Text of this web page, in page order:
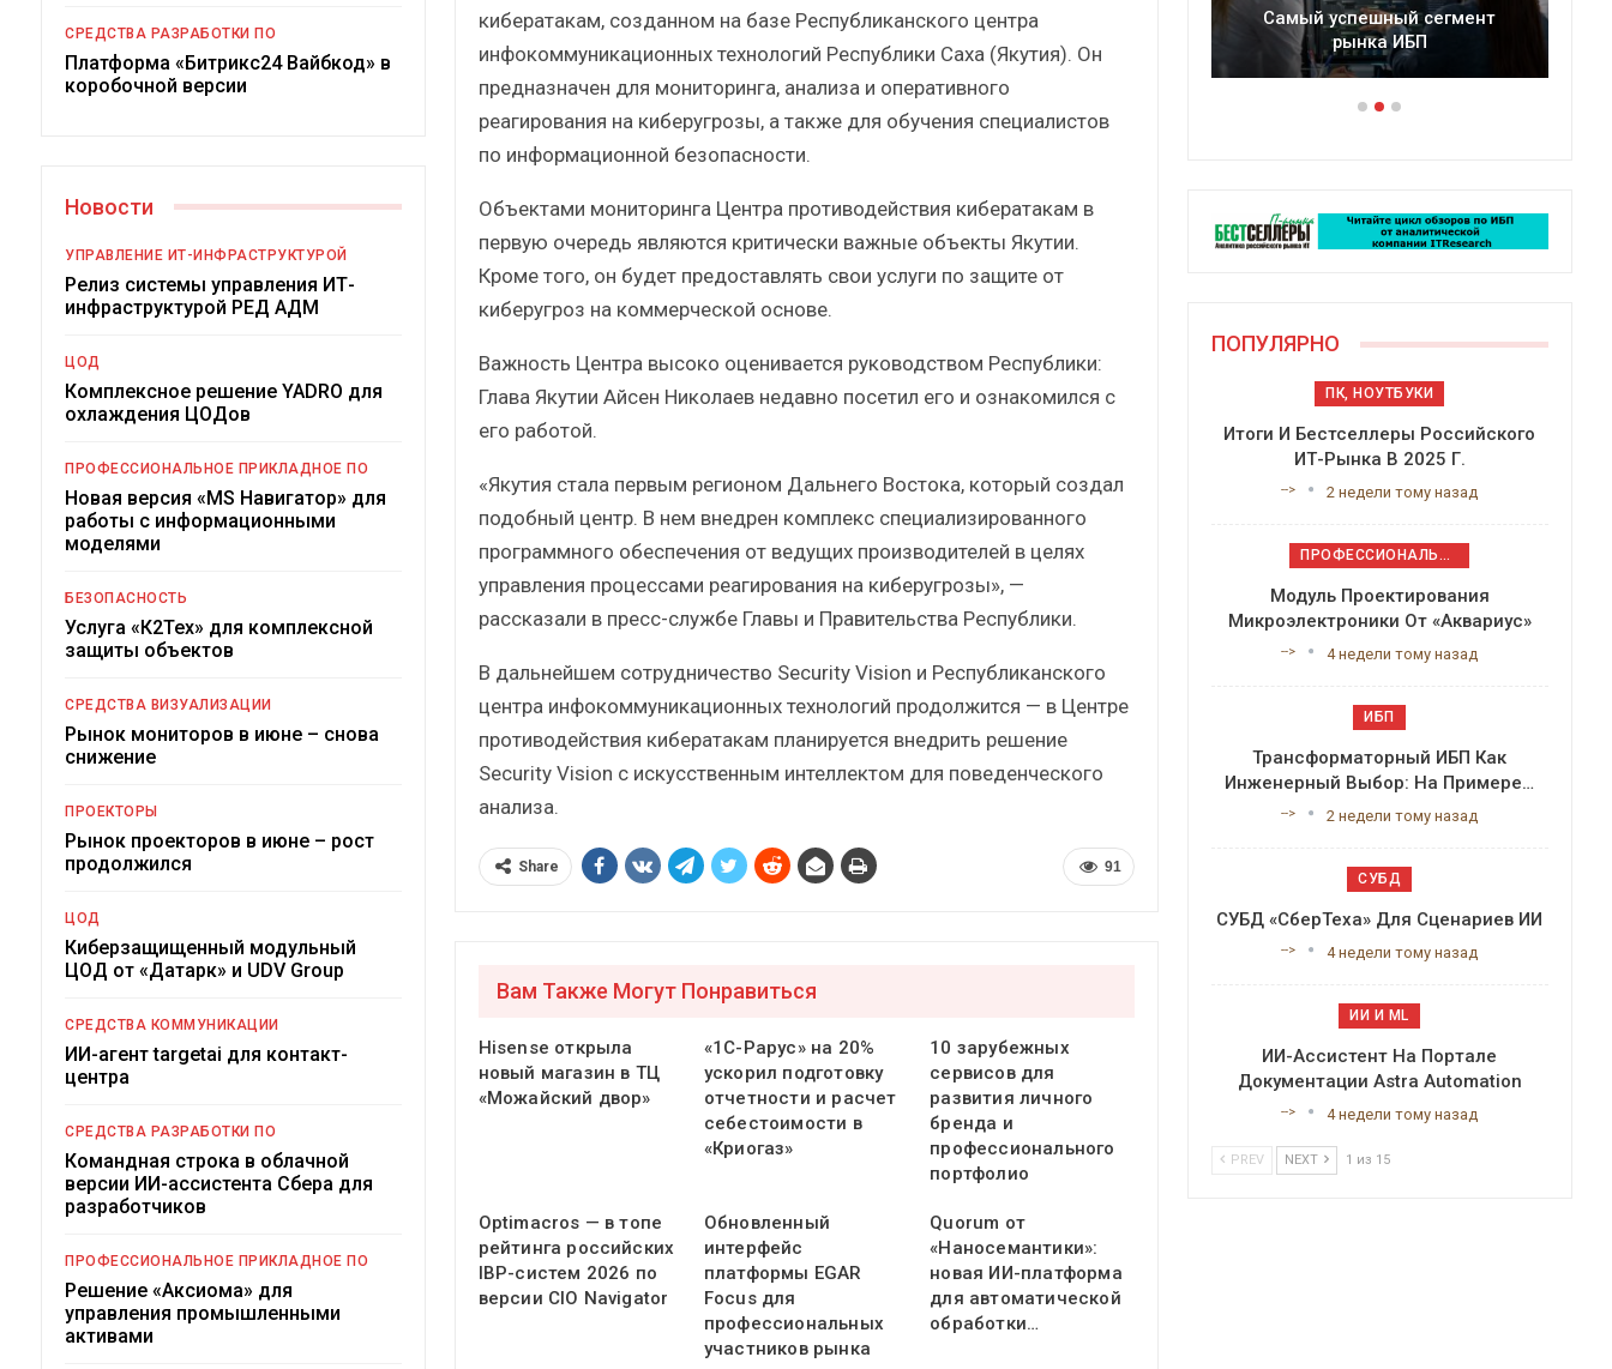
кибератакам, созданном на базе Республиканского центра
инфокоммуникационных технологий Республики Саха (Якутия). Он
предназначен для мониторинга, анализа и оперативного
реагирования на киберугрозы, а также для обучения специалистов
по информационной безопасности.
Объектами мониторинга Центра противодействия кибератакам в
первую очередь являются критически важные объекты Якутии.
Кроме того, он будет предоставлять свои услуги по защите от
киберугроз на коммерческой основе.
Важность Центра высоко оценивается руководством Республики:
Глава Якутии Айсен Николаев недавно посетил его и ознакомился с
его работой.
«Якутия стала первым регионом Дальнего Востока, который создал
подобный центр. В нем внедрен комплекс специализированного
программного обеспечения от ведущих производителей в целях
управления процессами реагирования на киберугрозы», —
рассказали в пресс-службе Главы и Правительства Республики.
В дальнейшем сотрудничество Security Vision и Республиканского
центра инфокоммуникационных технологий продолжится — в Центре
противодействия кибератакам планируется внедрить решение
Security Vision с искусственным интеллектом для поведенческого
анализа.
91
Share
Вам Также Могут Понравиться
Hisense открыла
новый магазин в ТЦ
«Можайский двор»
«1С-Рарус» на 20%
ускорил подготовку
отчетности и расчет
себестоимости в
«Криогаз»
10 зарубежных
сервисов для
развития личного
бренда и
профессионального
портфолио
Optimacros — в топе
рейтинга российских
IBP-систем 2026 по
версии CIO Navigator
Обновленный
интерфейс
платформы EGAR
Focus для
профессиональных
участников рынка
Quorum от
«Наносемантики»:
новая ИИ-платформа
для автоматической
обработки…
СРЕДСТВА РАЗРАБОТКИ ПО
Платформа «Битрикс24 Вайбкод» в
коробочной версии
Новости
УПРАВЛЕНИЕ ИТ-ИНФРАСТРУКТУРОЙ
Релиз системы управления ИТ-
инфраструктурой РЕД АДМ
ЦОД
Комплексное решение YADRO для
охлаждения ЦОДов
ПРОФЕССИОНАЛЬНОЕ ПРИКЛАДНОЕ ПО
Новая версия «MS Навигатор» для
работы с информационными
моделями
БЕЗОПАСНОСТЬ
Услуга «К2Тех» для комплексной
защиты объектов
СРЕДСТВА ВИЗУАЛИЗАЦИИ
Рынок мониторов в июне – снова
снижение
ПРОЕКТОРЫ
Рынок проекторов в июне – рост
продолжился
ЦОД
Киберзащищенный модульный
ЦОД от «Датарк» и UDV Group
СРЕДСТВА КОММУНИКАЦИИ
ИИ-агент targetai для контакт-
центра
СРЕДСТВА РАЗРАБОТКИ ПО
Командная строка в облачной
версии ИИ-ассистента Сбера для
разработчиков
ПРОФЕССИОНАЛЬНОЕ ПРИКЛАДНОЕ ПО
Решение «Аксиома» для
управления промышленными
активами
Подкосят ли глобальные угрозы
российский рынок ИБП?
Отрасль ИБП в депрессии?
Часть II.
Самый успешный сегмент
Подкосят ли
ПОПУЛЯРНО
ПК, НОУТБУКИ
Итоги И Бестселлеры Российского
ИТ-Рынка В 2025 Г.
--> 2 недели тому назад
ПРОФЕССИОНАЛЬНОЕ ПРИКЛАДНОЕ ПО
Модуль Проектирования
Микроэлектроники От «Аквариус»
--> 4 недели тому назад
ИБП
Трансформаторный ИБП Как
Инженерный Выбор: На Примере…
--> 2 недели тому назад
СУБД
СУБД «СберТеха» Для Сценариев ИИ
--> 4 недели тому назад
ИИ И ML
ИИ-Ассистент На Портале
Документации Astra Automation
--> 4 недели тому назад
PREV NEXT 1 из 15